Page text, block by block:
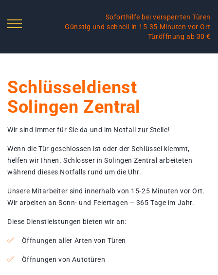
Soforthilfe bei versperrten Türen
Günstig und schnell in 15-35 Minuten vor Ort
Türöffnung ab 30 €
Schlüsseldienst
Solingen Zentral
Wir sind immer für Sie da und im Notfall zur Stelle!
Wenn die Tür geschlossen ist oder der Schlüssel klemmt,
helfen wir Ihnen. Schlosser in Solingen Zentral arbeiteten
während dieses Notfalls rund um die Uhr.
Unsere Mitarbeiter sind innerhalb von 15-25 Minuten vor Ort.
Wir arbeiten an Sonn- und Feiertagen – 365 Tage im Jahr.
Diese Dienstleistungen bieten wir an:
Öffnungen aller Arten von Türen
Öffnungen von Autotüren